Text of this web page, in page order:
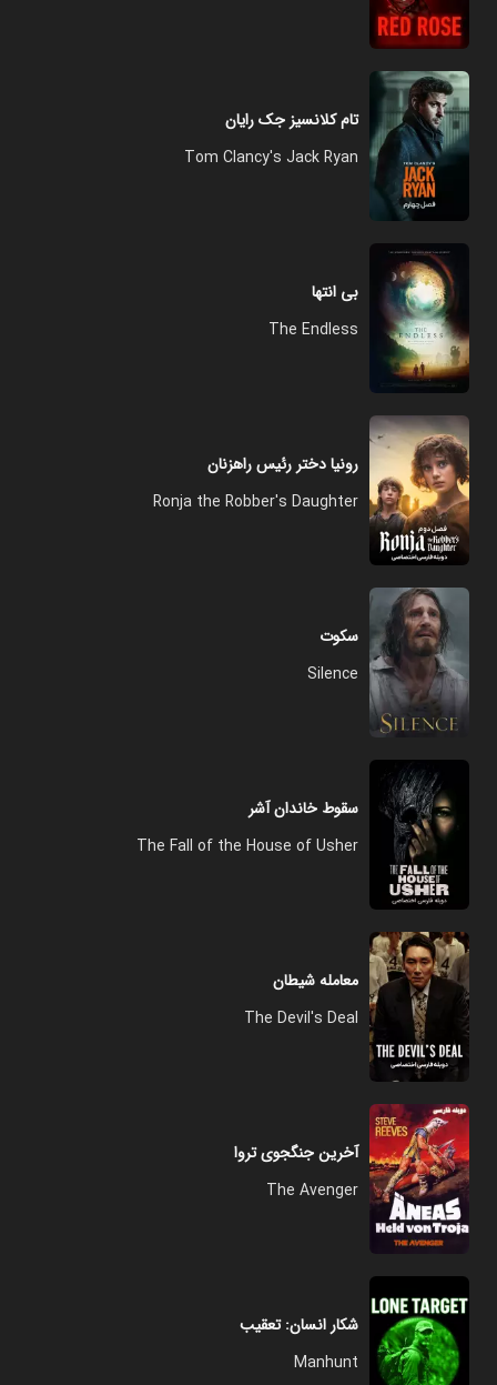
تام کلانسیز جک رایان
Tom Clancy's Jack Ryan
بی انتها
The Endless
رونیا دختر رئیس راهزنان
Ronja the Robber's Daughter
سکوت
Silence
سقوط خاندان آشر
The Fall of the House of Usher
معامله شیطان
The Devil's Deal
آخرین جنگجوی تروا
The Avenger
شکار انسان: تعقیب
Manhunt